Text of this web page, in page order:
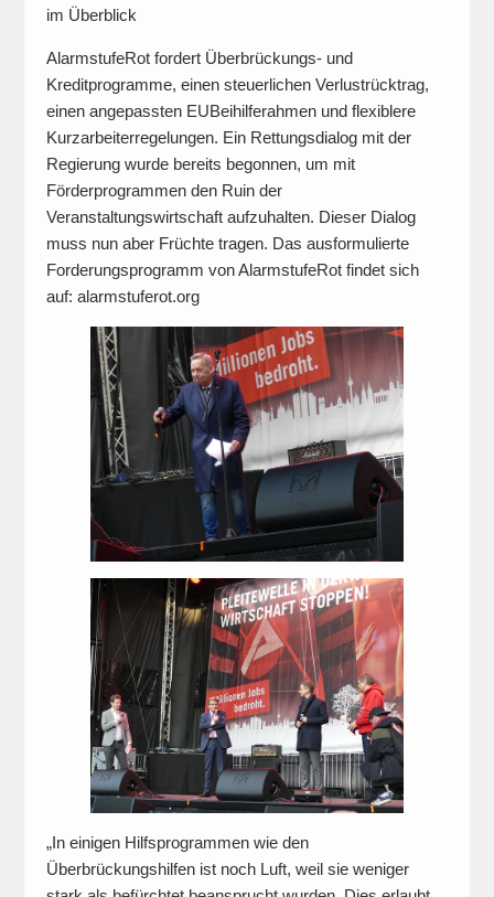
im Überblick
AlarmstufeRot fordert Überbrückungs- und
Kreditprogramme, einen steuerlichen Verlustrücktrag,
einen angepassten EUBeihilferahmen und flexiblere
Kurzarbeiterregelungen. Ein Rettungsdialog mit der
Regierung wurde bereits begonnen, um mit
Förderprogrammen den Ruin der
Veranstaltungswirtschaft aufzuhalten. Dieser Dialog
muss nun aber Früchte tragen. Das ausformulierte
Forderungsprogramm von AlarmstufeRot findet sich
auf: alarmstuferot.org
„In einigen Hilfsprogrammen wie den
Überbrückungshilfen ist noch Luft, weil sie weniger